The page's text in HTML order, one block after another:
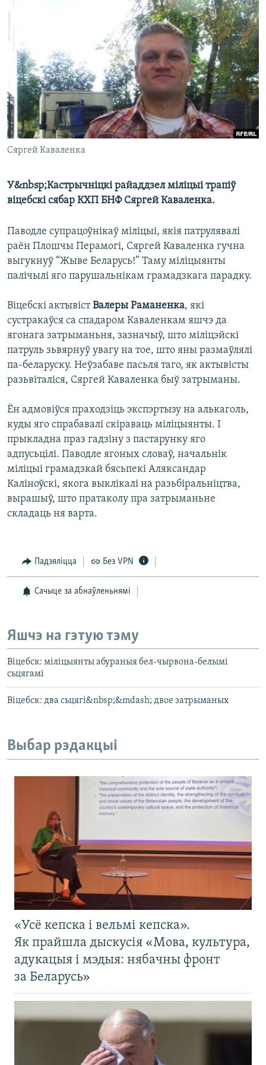
Сяргей Каваленка
У&nbsp;Кастрычніцкі райаддзел міліцыі трапіў
віцебскі сябар КХП БНФ Сяргей Каваленка.
Паводле супрацоўнікаў міліцыі, якія патрулявалі
раён Плошчы Перамогі, Сяргей Каваленка гучна
выгукнуў “Жыве Беларусь!” Таму міліцыянты
палічылі яго парушальнікам грамадзкага парадку.
Віцебскі актывістВалеры Раманенка, які
сустракаўся са спадаром Каваленкам яшчэ да
ягонага затрыманьня, зазначыў, што міліцэйскі
патруль зьвярнуў увагу на тое, што яны размаўлялі
па-беларуску. Неўзабаве пасьля таго, як актывісты
разьвіталіся, Сяргей Каваленка быў затрыманы.
Ён адмовіўся праходзіць экспэртызу на алькаголь,
куды яго спрабавалі скіраваць міліцыянты. І
прыкладна праз гадзіну з пастарунку яго
адпусьцілі. Паводле ягоных словаў, начальнік
міліцыі грамадзкай бясьпекі Аляксандар
Каліноўскі, якога выклікалі на разьбіральніцтва,
вырашыў, што пратаколу пра затрыманьне
складаць ня варта.
Падзяліцца Без VPN
Сачыце за абнаўленьнямі
Яшчэ на гэтую тэму
Віцебск: міліцыянты абураныя бел-чырвона-белымі
сьцягамі
Віцебск: два сьцягі&nbsp;&mdash; двое затрыманых
Выбар рэдакцыі
«Усё кепска і вельмі кепска».
Як прайшла дыскусія «Мова, культура,
адукацыя і мэдыя: нябачны фронт
за Беларусь»